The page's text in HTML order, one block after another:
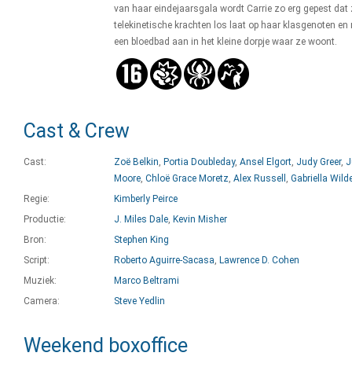
van haar eindejaarsgala wordt Carrie zo erg gepest dat
telekinetische krachten los laat op haar klasgenoten en
een bloedbad aan in het kleine dorpje waar ze woont.
Cast & Crew
Cast: Zoë Belkin, Portia Doubleday, Ansel Elgort, Judy Greer,
Moore, Chloë Grace Moretz, Alex Russell , Gabriella
Regie:
Kimberly Peirce
Productie:
J. Miles Dale, Kevin Misher
Bron:
Stephen King
Script:
Roberto Aguirre-Sacasa, Lawrence D. Cohen
Muziek:
Marco Beltrami
Camera:
Steve Yedlin
Weekend boxoffice